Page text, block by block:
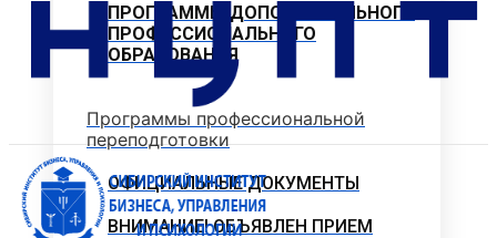
ПРОГРАММЫ ДОПОЛНИТЕЛЬНОГО
ПРОФЕССИОНАЛЬНОГО
ОБРАЗОВАНИЯ
Программы профессиональной
переподготовки
ОФИЦИАЛЬНЫЕ ДОКУМЕНТЫ
ВНИМАНИЕ! ОБЪЯВЛЕН ПРИЕМ